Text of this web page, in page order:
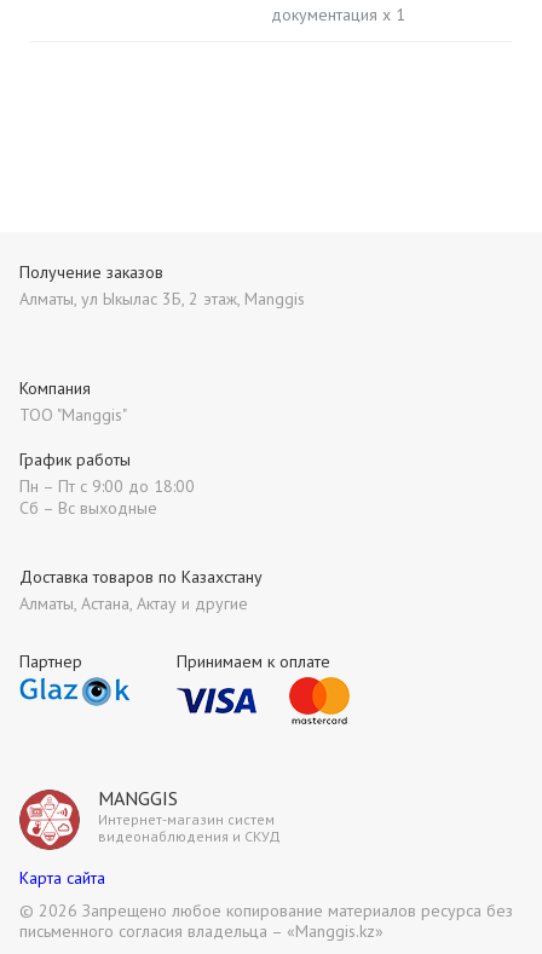
документация x 1
MANGGIS
Интернет-магазин систем
видеонаблюдения и СКУД
Партнер Принимаем к оплате
Получение заказов
Алматы, ул Ыкылас 3Б, 2 этаж, Manggis
Компания
ТОО "Manggis"
Доставка товаров по Казахстану
Алматы, Астана, Актау и другие
График работы
Пн – Пт с 9:00 до 18:00
Сб – Вс выходные
Карта сайта
© 2026 Запрещено любое копирование материалов ресурса без
письменного согласия владельца – «Manggis.kz»